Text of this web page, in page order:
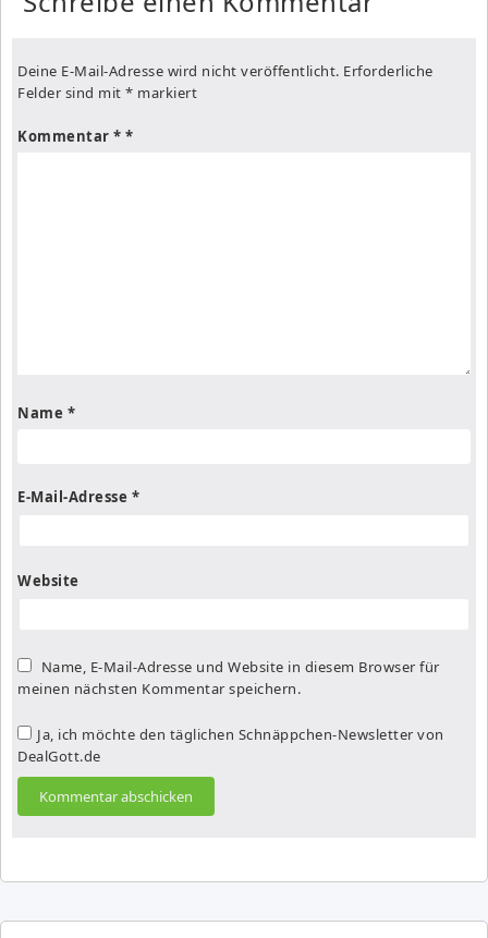
Deine E-Mail-Adresse wird nicht veröffentlicht. Erforderliche
Felder sind mit * markiert
Kommentar *
Name *
E-Mail-Adresse *
Website
Name, E-Mail-Adresse und Website in diesem Browser für
meinen nächsten Kommentar speichern.
Ja, ich möchte den täglichen Schnäppchen-Newsletter von
DealGott.de